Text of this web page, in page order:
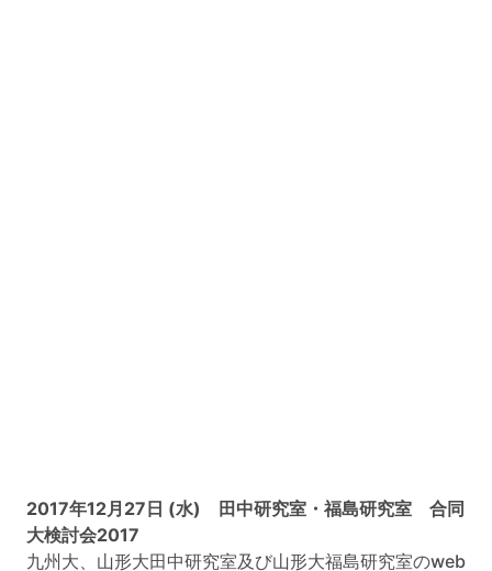
2017年12月27日 (水) 田中研究室・福島研究室 合同
大検討会2017
九州大、山形大田中研究室及び山形大福島研究室のweb